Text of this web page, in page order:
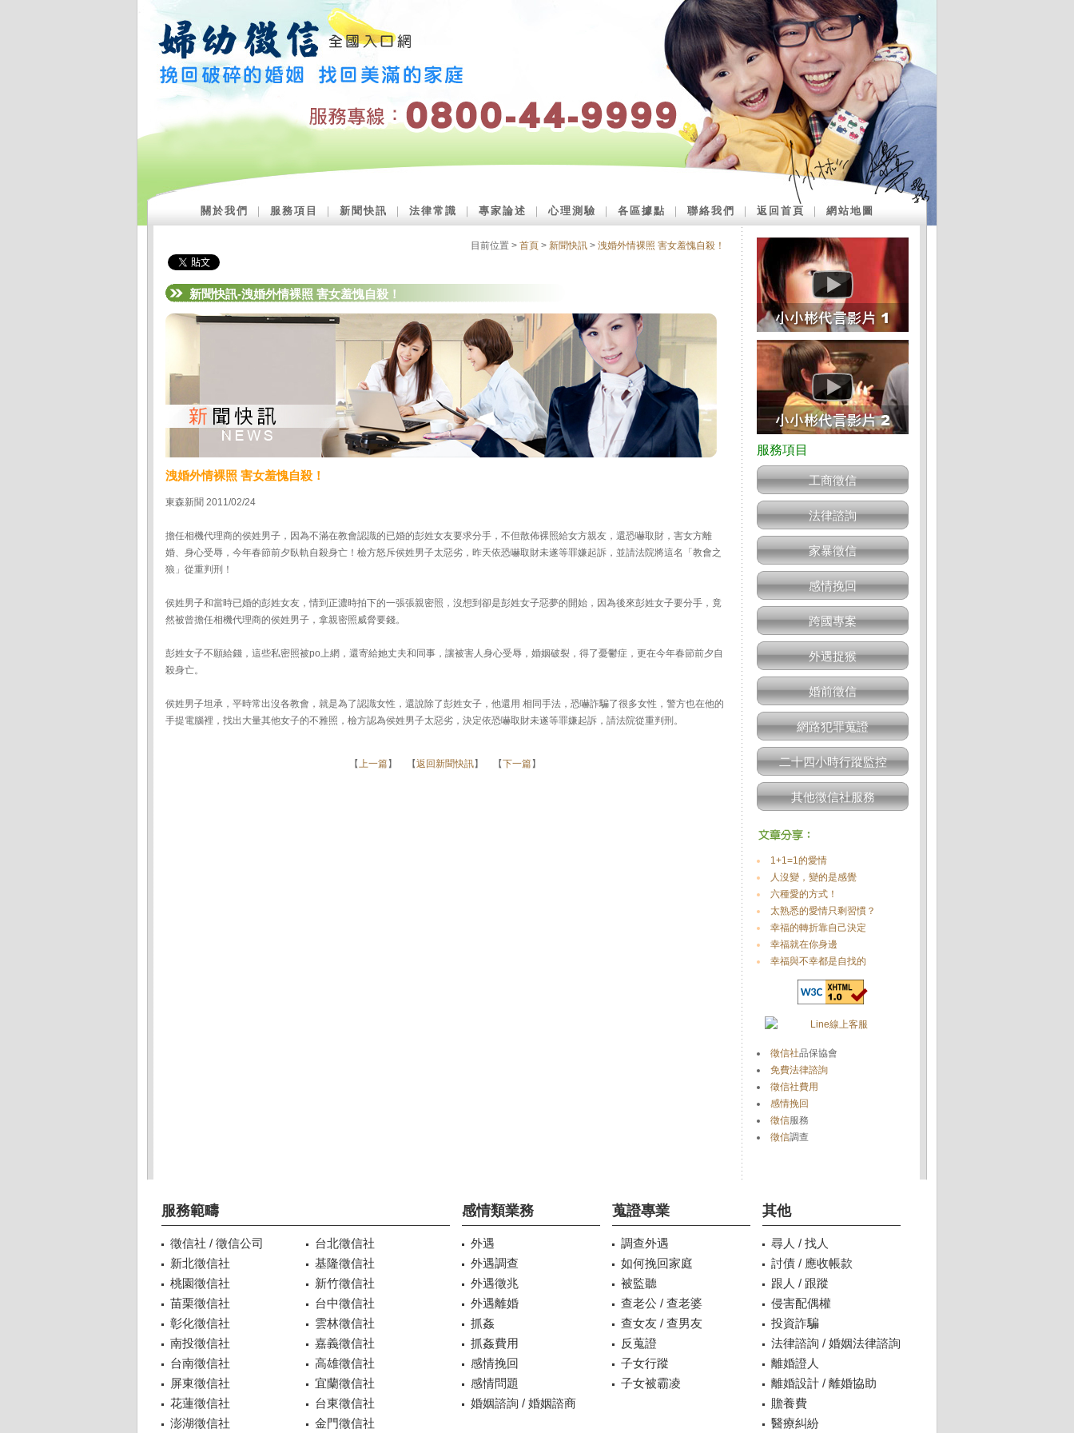
關於我們 服務項目 新聞快訊 法律常識 專家論述 ｜心理測驗 各區據點 聯絡我們 返回首頁 網站地圖
目前位置 > 首頁 > 新聞快訊 > 洩婚外情裸照 害女羞愧自殺！
新聞快訊-洩婚外情裸照 害女羞愧自殺！
洩婚外情裸照 害女羞愧自殺！
東森新聞 2011/02/24
擔任相機代理商的侯姓男子，因為不滿在教會認識的已婚的彭姓女友要求分手，不但散佈裸照給女方親友，還恐嚇取財，害女方離
婚、身心受辱，今年春節前夕臥軌自殺身亡！檢方怒斥侯姓男子太惡劣，昨天依恐嚇取財未遂等罪嫌起訴，並請法院將這名「教會之
狼」從重判刑！
侯姓男子和當時已婚的彭姓女友，情到正濃時拍下的一張張親密照，沒想到卻是彭姓女子惡夢的開始，因為後來彭姓女子要分手，竟
然被曾擔任相機代理商的侯姓男子，拿親密照威脅要錢。
彭姓女子不願給錢，這些私密照被po上網，還寄給她丈夫和同事，讓被害人身心受辱，婚姻破裂，得了憂鬱症，更在今年春節前夕自
殺身亡。
侯姓男子坦承，平時常出沒各教會，就是為了認識女性，還說除了彭姓女子，他還用 相同手法，恐嚇詐騙了很多女性，警方也在他的
手提電腦裡，找出大量其他女子的不雅照，檢方認為侯姓男子太惡劣，決定依恐嚇取財未遂等罪嫌起訴，請法院從重判刑。
【上一篇】 【返回新聞快訊】 【下一篇】
工商徵信
法律諮詢
家暴徵信
感情挽回
跨國專案
外遇捉猴
婚前徵信
網路犯罪蒐證
二十四小時行蹤監控
其他徵信社服務
1+1=1的愛情
人沒變，變的是感覺
六種愛的方式！
太熟悉的愛情只剩習慣？
幸福的轉折靠自己決定
幸福就在你身邊
幸福與不幸都是自找的
徵信社品保協會
免費法律諮詢
徵信社費用
感情挽回
徵信服務
徵信調查
服務範疇
徵信社 / 徵信公司
台北徵信社
新北徵信社
基隆徵信社
桃園徵信社
新竹徵信社
苗栗徵信社
台中徵信社
彰化徵信社
雲林徵信社
南投徵信社
嘉義徵信社
台南徵信社
高雄徵信社
屏東徵信社
宜蘭徵信社
花蓮徵信社
台東徵信社
澎湖徵信社
金門徵信社
感情類業務
外遇
外遇調查
外遇徵兆
外遇離婚
抓姦
抓姦費用
感情挽回
感情問題
婚姻諮詢 / 婚姻諮商
蒐證專業
調查外遇
如何挽回家庭
被監聽
查老公 / 查老婆
查女友 / 查男友
反蒐證
子女行蹤
子女被霸凌
其他
尋人 / 找人
討債 / 應收帳款
跟人 / 跟蹤
侵害配偶權
投資詐騙
法律諮詢 / 婚姻法律諮詢
離婚證人
離婚設計 / 離婚協助
贍養費
醫療糾紛